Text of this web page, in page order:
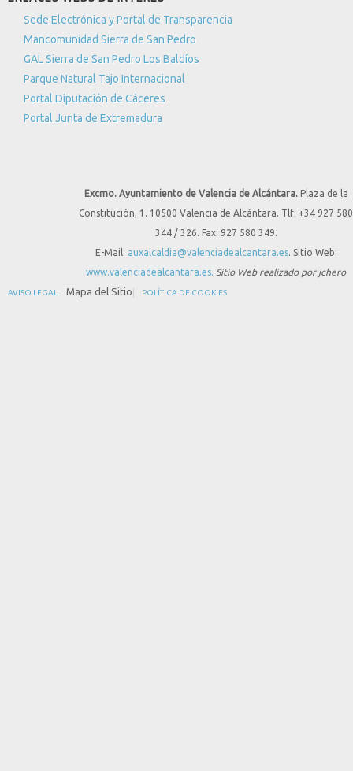
Sede Electrónica y Portal de Transparencia
Mancomunidad Sierra de San Pedro
GAL Sierra de San Pedro Los Baldíos
Parque Natural Tajo Internacional
Portal Diputación de Cáceres
Portal Junta de Extremadura
Excmo. Ayuntamiento de Valencia de Alcántara. Plaza de la
Constitución, 1. 10500 Valencia de Alcántara. Tlf: +34 927 580
344 / 326. Fax: 927 580 349.
E-Mail: auxalcaldia@valenciadealcantara.es. Sitio Web:
www.valenciadealcantara.es.
Sitio Web realizado por jchero
AVISO LEGAL Mapa del Sitio POLÍTICA DE COOKIES